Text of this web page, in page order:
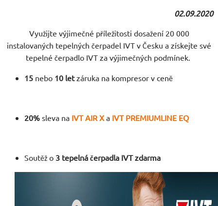
02.09.2020
Využijte výjimečné příležitosti dosažení 20 000
instalovaných tepelných čerpadel IVT v Česku a získejte své
tepelné čerpadlo IVT za výjimečných podmínek.
15 nebo 10 letzáruka na kompresor v ceně
20% sleva na IVT AIR Xa IVT PREMIUMLINE EQ
Soutěž o 3 tepelná čerpadla IVT zdarma